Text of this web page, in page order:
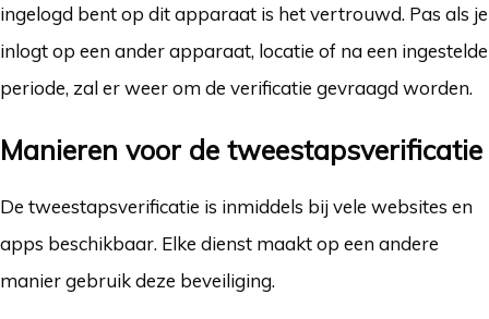
ingelogd bent op dit apparaat is het vertrouwd. Pas als je
inlogt op een ander apparaat, locatie of na een ingestelde
periode, zal er weer om de verificatie gevraagd worden.
Manieren voor de tweestapsverificatie
De tweestapsverificatie is inmiddels bij vele websites en
apps beschikbaar. Elke dienst maakt op een andere
manier gebruik deze beveiliging.